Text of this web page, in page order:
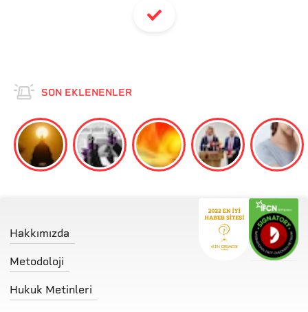
SON EKLENENLER
Hakkımızda
Metodoloji
Hukuk Metinleri